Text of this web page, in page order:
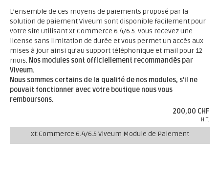
L’ensemble de ces moyens de paiements proposé par la
solution de paiement Viveum sont disponible facilement pour
votre site utilisant xt:Commerce 6.4/6.5. Vous recevez une
license sans limitation de durée et vous permet un accès aux
mises à jour ainsi qu’au support téléphonique et mail pour 12
mois. Nos modules sont officiellement recommandés par
Viveum.
Nous sommes certains de la qualité de nos modules, s’il ne
pouvait fonctionner avec votre boutique nous vous
remboursons.
200,00 CHF
H.T.
xt:Commerce 6.4/6.5 Viveum Module de Paiement